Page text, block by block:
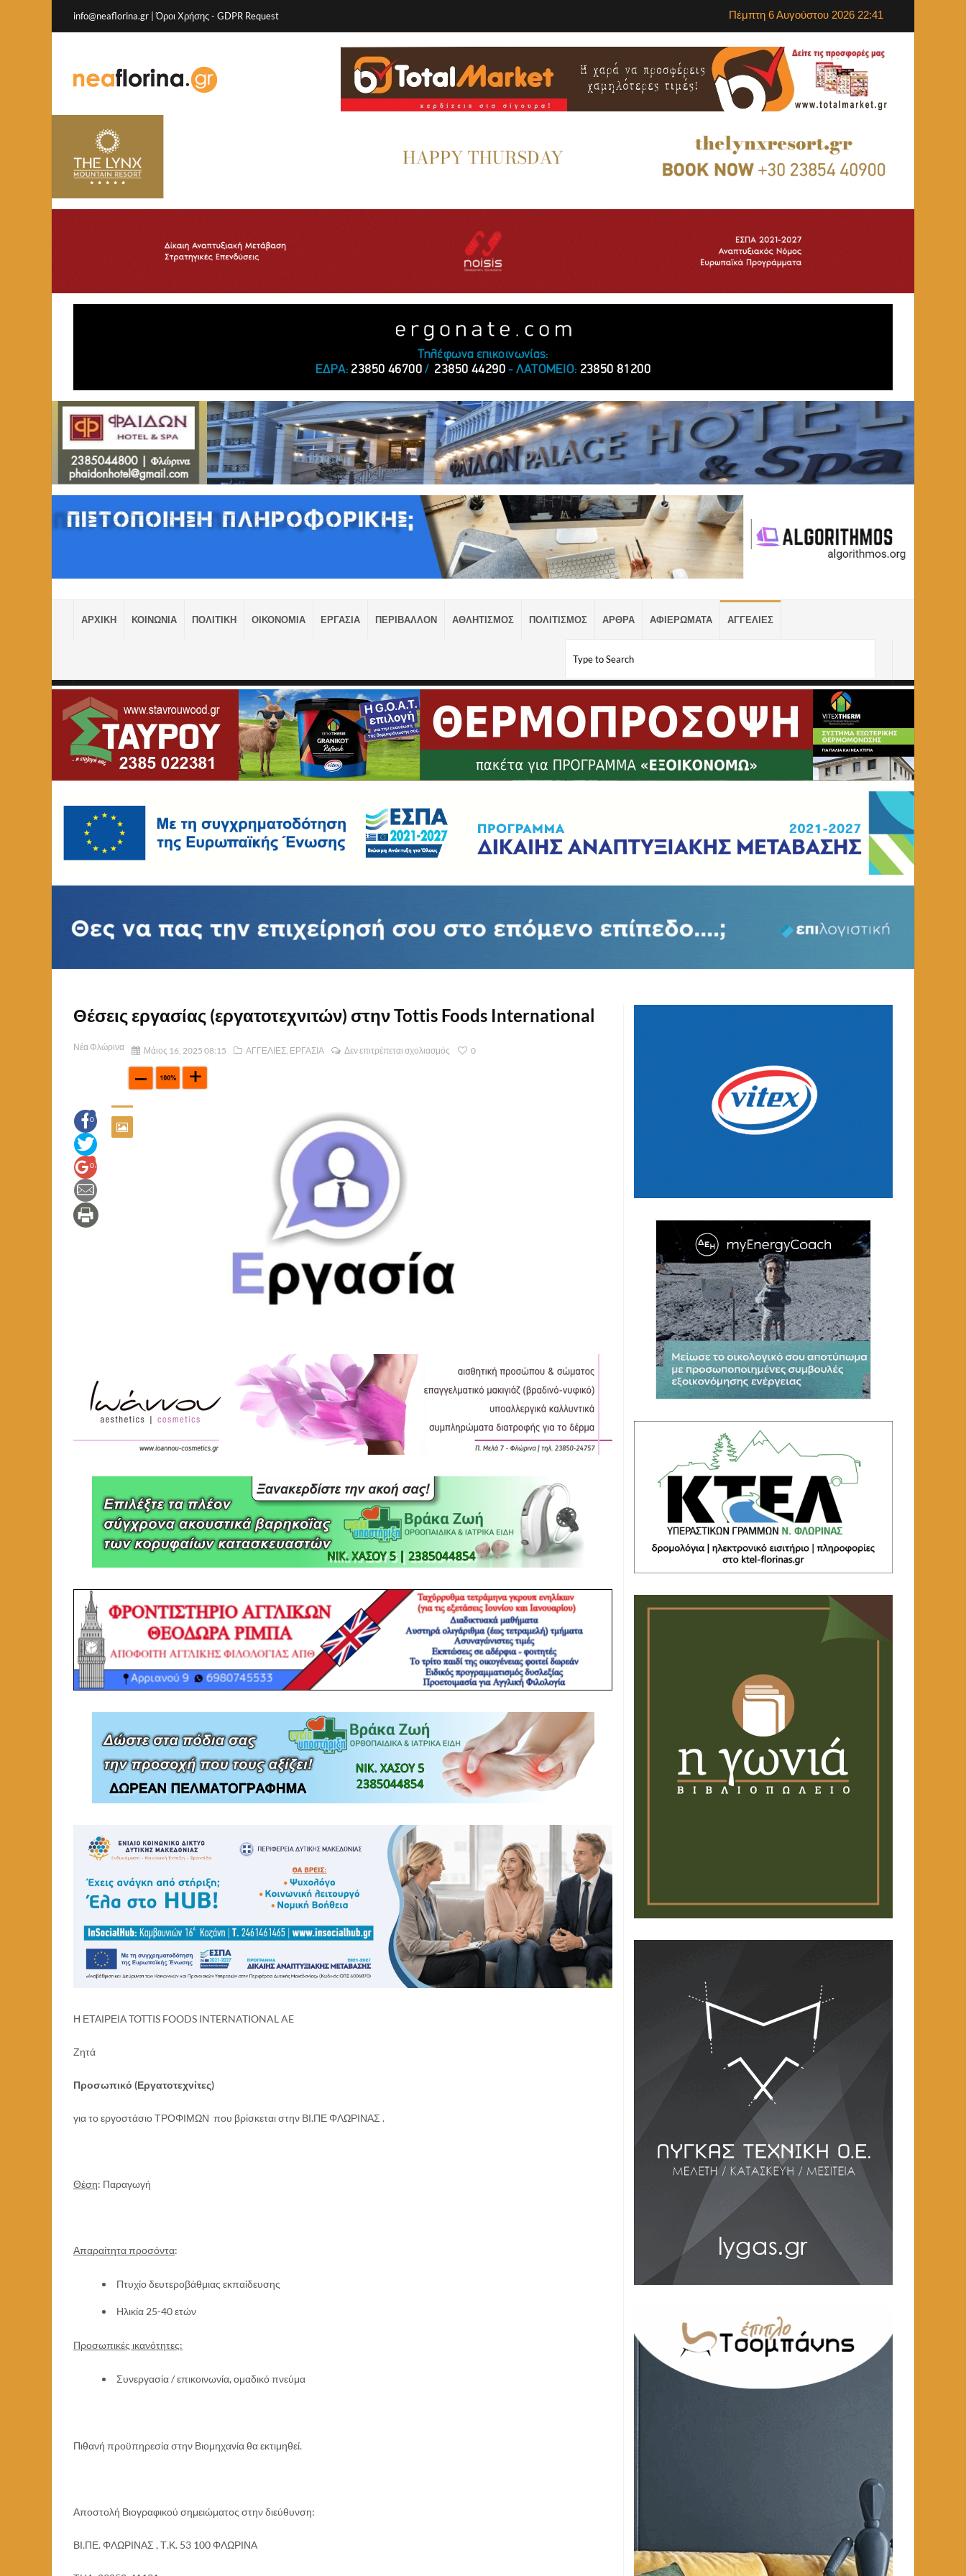
info@neaflorina.gr |Όροι Χρήσης- GDPR Request Πέμπτη 6 Αυγούστου 2026 22:41
ΑΡΧΙΚΗ ΚΟΙΝΩΝΙΑ ΠΟΛΙΤΙΚΗ ΟΙΚΟΝΟΜΙΑ ΕΡΓΑΣΙΑ ΠΕΡΙΒΑΛΛΟΝ ΑΘΛΗΤΙΣΜΟΣ ΠΟΛΙΤΙΣΜΟΣ ΑΡΘΡΑ ΑΦΙΕΡΩΜΑΤΑ ΑΓΓΕΛΙΕΣ
Θέσεις εργασίας (εργατοτεχνιτών) στην Tottis Foods International
Νέα Φλώρινα Μάιος 16, 2025 08:15 ΑΓΓΕΛΙΕΣ, ΕΡΓΑΣΙΑ Δεν επιτρέπεται σχολιασμός 0
0
0
Η ΕΤΑΙΡΕΙΑ TOTTIS FOODS INTERNATIONAL AE
Ζητά
Προσωπικό (Εργατοτεχνίτες)
για το εργοστάσιο ΤΡΟΦΙΜΩΝ που βρίσκεται στην ΒΙ.ΠΕ ΦΛΩΡΙΝΑΣ .
Θέση: Παραγωγή
Απαραίτητα προσόντα:
Πτυχίο δευτεροβάθμιας εκπαίδευσης
Ηλικία 25-40 ετών
Προσωπικές ικανότητες:
Συνεργασία / επικοινωνία, ομαδικό πνεύμα
Πιθανή προϋπηρεσία στην Βιομηχανία θα εκτιμηθεί.
Αποστολή Βιογραφικού σημειώματος στην διεύθυνση:
ΒΙ.ΠΕ. ΦΛΩΡΙΝΑΣ , Τ.Κ. 53 100 ΦΛΩΡΙΝΑ